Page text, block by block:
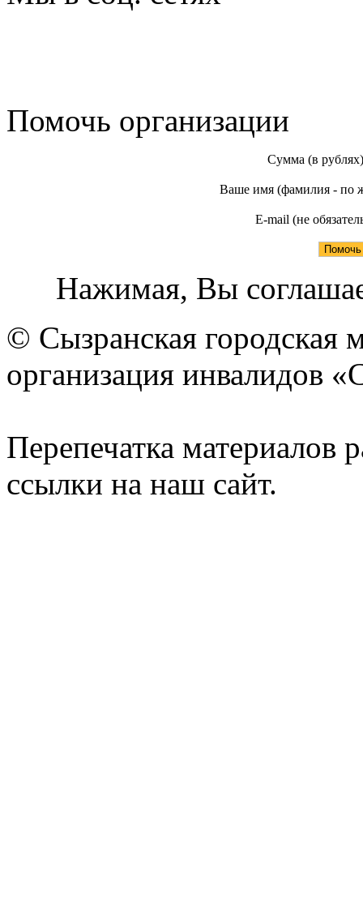
Помочь организации
Сумма (в рублях)
Ваше имя (фамилия - по
E-mail (не
Нажимая, Вы
© Сызранская городская
организация инвалидов
Перепечатка материалов
ссылки на наш сайт.